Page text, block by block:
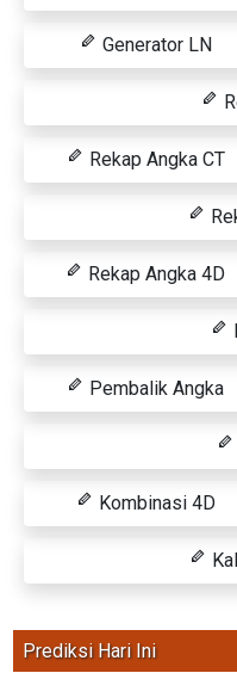
Generator LN
Rekap Angka CT
Rekap Angka 4D
Pembalik Angka
Kombinasi 4D
Prediksi Hari Ini